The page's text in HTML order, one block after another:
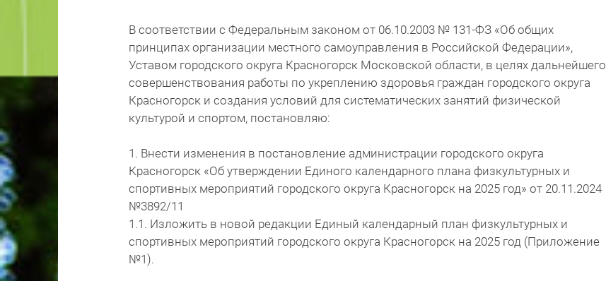
В соответствии с Федеральным законом от 06.10.2003 № 131-ФЗ «Об общих
принципах организации местного самоуправления в Российской Федерации»,
Уставом городского округа Красногорск Московской области, в целях дальнейшего
совершенствования работы по укреплению здоровья граждан городского округа
Красногорск и создания условий для систематических занятий физической
культурой и спортом, постановляю:
1. Внести изменения в постановление администрации городского округа
Красногорск «Об утверждении Единого календарного плана физкультурных и
спортивных мероприятий городского округа Красногорск на 2025 год» от 20.11.2024
№3892/11
1.1. Изложить в новой редакции Единый календарный план физкультурных и
спортивных мероприятий городского округа Красногорск на 2025 год (Приложение
№1).